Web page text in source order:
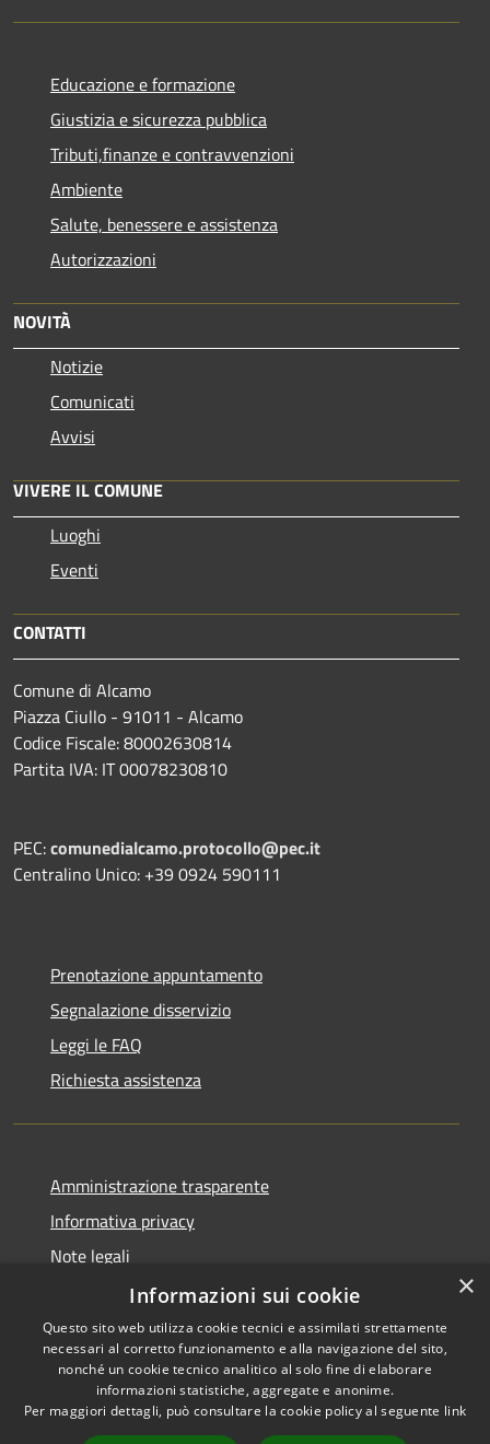
Educazione e formazione
Giustizia e sicurezza pubblica
Tributi,finanze e contravvenzioni
Ambiente
Salute, benessere e assistenza
Autorizzazioni
NOVITÀ
Notizie
Comunicati
Avvisi
VIVERE IL COMUNE
Luoghi
Eventi
CONTATTI
Comune di Alcamo
Piazza Ciullo - 91011 - Alcamo
Codice Fiscale: 80002630814
Partita IVA: IT 00078230810
PEC:comunedialcamo.protocollo@pec.it
Centralino Unico: +39 0924 590111
Prenotazione appuntamento
Segnalazione disservizio
Leggi le FAQ
Richiesta assistenza
Amministrazione trasparente
Informativa privacy
Note legali
Dichiarazione di accessibilità
RSS
Accessibilità
Copyright © 2026 • Comune di
Alcamo • Powered by
×
Informazioni sui cookie
Questo sito web utilizza cookie tecnici e assimilati strettamente
necessari al corretto funzionamento e alla navigazione del sito,
nonché un cookie tecnico analitico al solo fine di elaborare
informazioni statistiche, aggregate e anonime.
Per maggiori dettagli, può consultare la cookie policy al seguente link